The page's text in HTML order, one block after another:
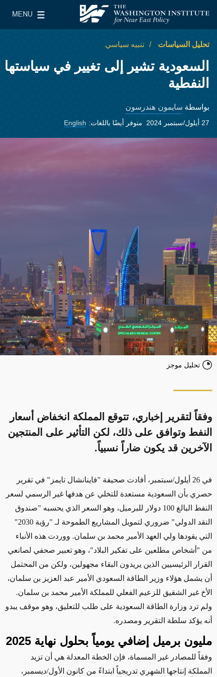
معهد واشنطن لسياسات الشرق الأدنى
MENU
Main Menu
تحليل السياسات تنبيه سياسي
السعودية تشير إلى تغيير في سياستها
النفطية
بواسطة سايمون هندرسون
27 أيلول/سبتمبر 2024 متوفر أيضًا باللغات: English
تحليل موجز
وفقاً لتقرير إخباري، تتوقع المملكة انخفاض أسعار
النفط وتوافق على ذلك، لكن التأثير على المنتجين
الآخرين قد يكون ضاراً نسبياً.
في 26 أيلول/سبتمبر، أفادت صحيفة "فاينانشال تايمز" في تقرير
حصري بأن السعودية مستعدة للتخلي عن هدفها غير الرسمي لسعر
النفط البالغ 100 دولار للبرميل، وهو السعر الذي يحسبه "صندوق
النقد الدولي" ضروري
لتمويل المشاريع الطموحة لـ "رؤية 2030"
التي يقودها ولي العهد الأمير محمد بن سلمان. ووردت هذه الأنباء
من "أشخاص مطلعين على تفكير
البلاد"، وهو تعبير صحفي لصانعي
القرار الرئيسيين الذين يريدون البقاء مجهولين، ولكن من المحتمل
أن يشمل هؤلاء وزير الطاقة السعودي الأمير عبد العزيز بن سلمان،
الأخ غير الشقيق للزعيم الفعلي للمملكة الأمير محمد بن سلمان.
ولم ترد وزارة الطاقة السعودية على طلب للتعليق، وهو موقف يبدو
أنه يؤكد سلطة التقرير ومصدره.
مليون برميل إضافي يومياً بحلول نهاية 2025
وفقاً للمصادر غير المسماة، فإن الخطة المعدلة هي أن تزيد
المملكة إنتاجها الشهري تدريجياً ابتداءً من كانون الأول/ديسمبر،